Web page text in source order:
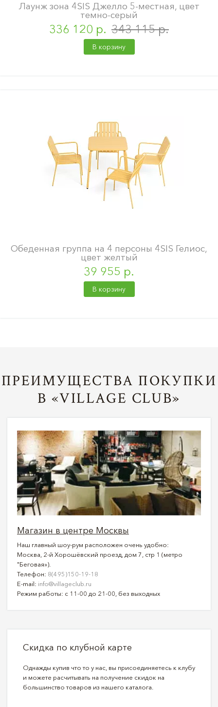
Лаунж зона 4SIS Джелло 5-местная, цвет
темно-серый
336 120 р. 343 115 р.
В корзину
Обеденная группа на 4 персоны 4SIS Гелиос,
цвет желтый
39 955 р.
В корзину
ПРЕИМУЩЕСТВА ПОКУПКИ
В «VILLAGE CLUB»
Магазин в центре Москвы
Наш главный шоу-рум расположен очень удобно:
Москва, 2-й Хорошёвский проезд, дом 7, стр 1 (метро
"Беговая»).
Телефон: 8(495)150-19-18
E-mail: info@villageclub.ru
Режим работы: с 11-00 до 21-00, без выходных
Скидка по клубной карте
Однажды купив что то у нас, вы присоединяетесь к клубу
и можете расчитывать на получение скидок на
большинство товаров из нашего каталога.